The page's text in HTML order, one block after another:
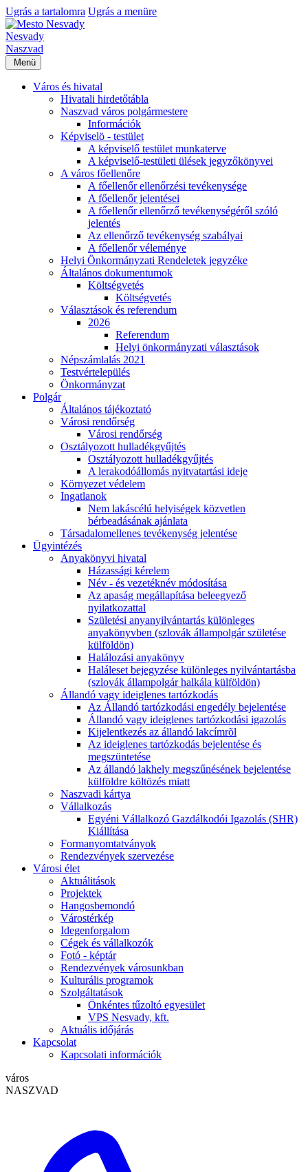
Ugrás a tartalomra Ugrás a menüre
Nesvady
Naszvad
Menü
Város és hivatal
Hivatali hirdetőtábla
Naszvad város polgármestere
Információk
Képviselö - testület
A képviselő testület munkaterve
A képviselő-testületi ülések jegyzőkönyvei
A város főellenőre
A főellenőr ellenőrzési tevékenysége
A főellenőr jelentései
A főellenőr ellenőrző tevékenységéről szóló
jelentés
Az ellenőrző tevékenység szabályai
A főellenőr véleménye
Helyi Önkormányzati Rendeletek jegyzéke
Általános dokumentumok
Költségvetés
Költségvetés
Választások és referendum
2026
Referendum
Helyi önkormányzati választások
Népszámlalás 2021
Testvértelepülés
Önkormányzat
Polgár
Általános tájékoztató
Városi rendőrség
Városi rendőrség
Osztályozott hulladékgyűjtés
Osztályozott hulladékgyűjtés
A lerakodóállomás nyitvatartási ideje
Környezet védelem
Ingatlanok
Nem lakáscélú helyiségek közvetlen
bérbeadásának ajánlata
Társadalomellenes tevékenység jelentése
Ügyintézés
Anyakönyvi hivatal
Házassági kérelem
Név - és vezetéknév módosítása
Az apaság megállapítása beleegyező
nyilatkozattal
Születési anyanyilvántartás különleges
anyakönyvben (szlovák állampolgár születése
külföldön)
Halálozási anyakönyv
Haláleset bejegyzése különleges nyilvántartásba
(szlovák állampolgár halkála külföldön)
Állandó vagy ideiglenes tartózkodás
Az Állandó tartózkodási engedély bejelentése
Állandó vagy ideiglenes tartózkodási igazolás
Kijelentkezés az állandó lakcímrõl
Az ideiglenes tartózkodás bejelentése és
megszüntetése
Az állandó lakhely megszűnésének bejelentése
külföldre költözés miatt
Naszvadi kártya
Vállalkozás
Egyéni Vállalkozó Gazdálkodói Igazolás (SHR)
Kiállítása
Formanyomtatványok
Rendezvények szervezése
Városi élet
Aktuálitások
Projektek
Hangosbemondó
Várostérkép
Idegenforgalom
Cégek és vállalkozók
Fotó - képtár
Rendezvények városunkban
Kulturális programok
Szolgáltatások
Önkéntes tűzoltó egyesület
VPS Nesvady, kft.
Aktuális időjárás
Kapcsolat
Kapcsolati információk
város
NASZVAD